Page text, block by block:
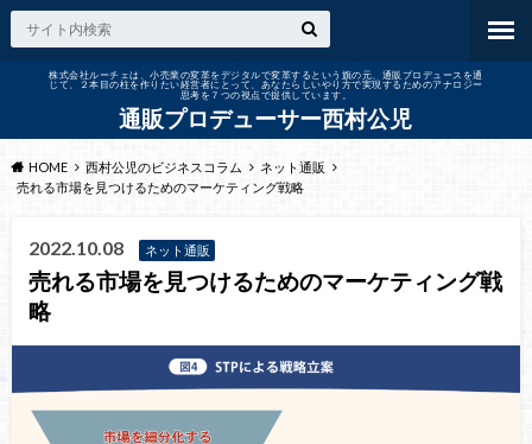
株式会社ルーチェは、小売業の変革をデジタルで変革するという旗の元、通販プロデュースを通
じて、２本目の柱を作りたい経営者にとって、あなたらしいやり方で実現するためのアナロジー
思考を７つの視点で提供しています。
通販プロデューサー西村公児
HOME 西村公児のビジネスコラム
ネット通販
売れる市場を見つけるためのマーケティング戦略
2022.10.08 ネット通販
売れる市場を見つけるためのマーケティング戦
略